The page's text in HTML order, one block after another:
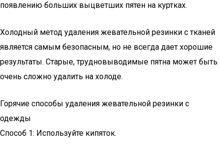
появлению больших выцветших пятен на куртках.
Холодный метод удаления жевательной резинки с тканей
является самым безопасным, но не всегда дает хорошие
результаты. Старые, трудновыводимые пятна может быть
очень сложно удалить на холоде.
Горячие способы удаления жевательной резинки с
одежды
Способ 1: Используйте кипяток.